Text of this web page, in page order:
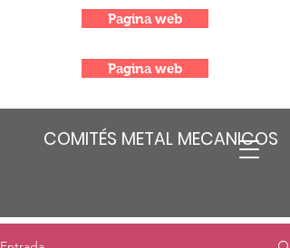
COMITÉS METAL MECANICOS
Pagina web
Pagina web